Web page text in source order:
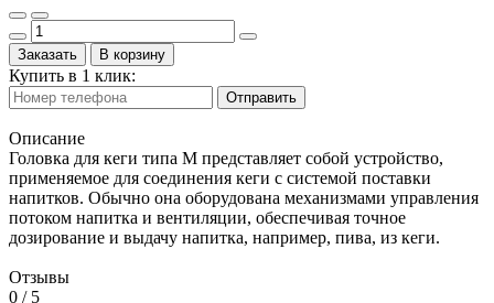
Заказать В корзину
Купить в 1 клик:
Отправить
Описание
Головка для кеги типа М представляет собой устройство,
применяемое для соединения кеги с системой поставки
напитков. Обычно она оборудована механизмами управления
потоком напитка и вентиляции, обеспечивая точное
дозирование и выдачу напитка, например, пива, из кеги.
Отзывы
0 / 5